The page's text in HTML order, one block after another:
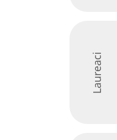
Laureaci